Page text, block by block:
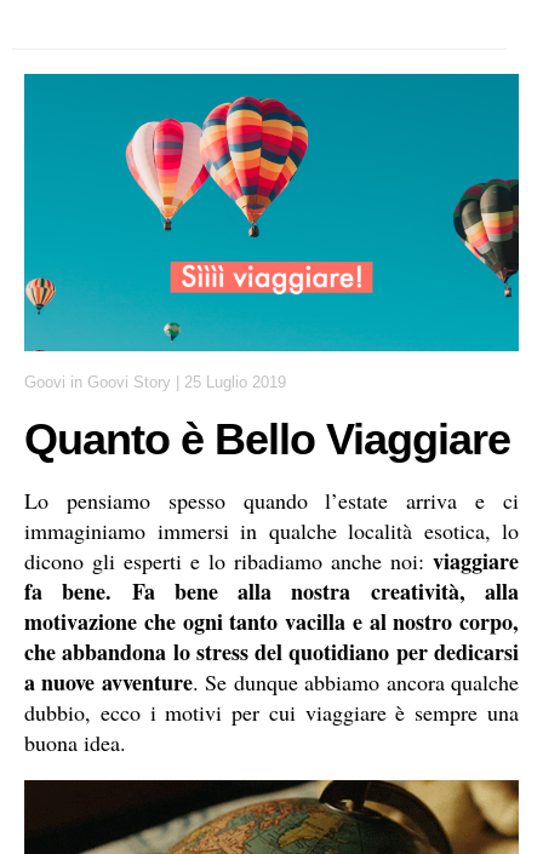
Goovi in Goovi Story 25 Luglio 2019
Quanto è Bello Viaggiare
Lo pensiamo spesso quando l’estate arriva e ci
immaginiamo immersi in qualche località esotica, lo
dicono gli esperti e lo ribadiamo anche noi: viaggiare
fa bene. Fa bene alla nostra creatività, alla
motivazione che ogni tanto vacilla e al nostro corpo,
che abbandona lo stress del quotidiano per dedicarsi
a nuove avventure. Se dunque abbiamo ancora qualche
dubbio, ecco i motivi per cui viaggiare è sempre una
buona idea.